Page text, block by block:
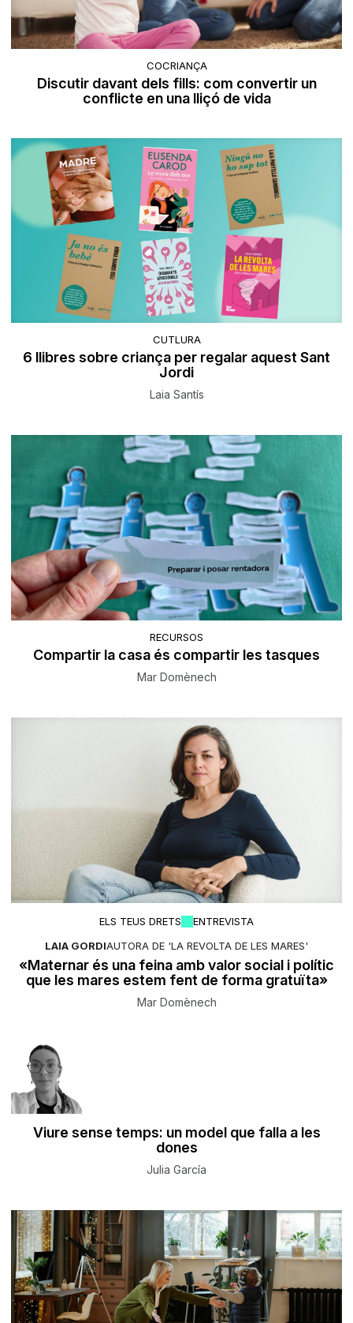
COCRIANÇA
Discutir davant dels fills: com convertir un
conflicte en una lliçó de vida
CUTLURA
6 llibres sobre criança per regalar aquest Sant
Jordi
Laia Santís
RECURSOS
Compartir la casa és compartir les tasques
Mar Domènech
ELS TEUS DRETS
ENTREVISTA
LAIA GORDIAUTORA DE 'LA REVOLTA DE LES MARES'
«Maternar és una feina amb valor social i polític
que les mares estem fent de forma gratuïta»
Mar Domènech
Viure sense temps: un model que falla a les
dones
Julia García